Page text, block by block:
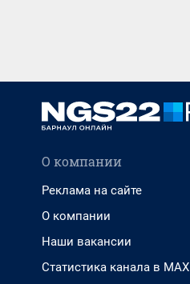
О компании
Реклама на сайте
О компании
Наши вакансии
Статистика канала в MAX